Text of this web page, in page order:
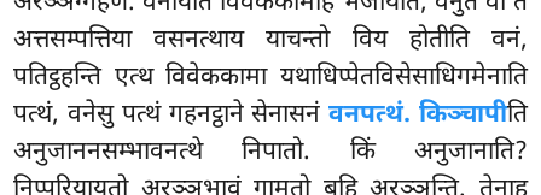
अत्तसम्पत्तिया वसनत्थाय याचन्तो विय होतीति वनं,
पतिट्ठहन्ति एत्थ विवेककामा यथाधिप्पेतविसेसाधिगमेनाति
पत्थं, वनेसु पत्थं गहनट्ठाने सेनासनंवनपत्थं. किञ्चापीति
अनुजाननसम्भावनत्थे निपातो. किं अनुजानाति?